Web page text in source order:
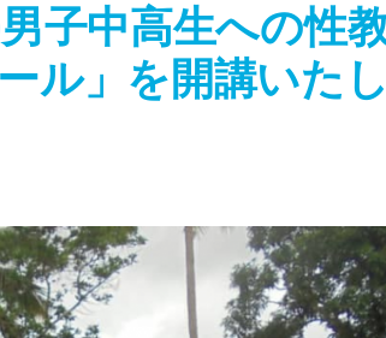
子中高生への性
ル」を開講いた